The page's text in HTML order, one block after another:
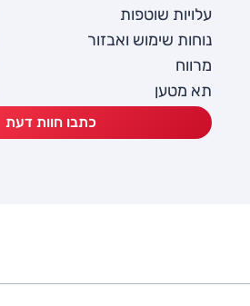
עלויות שוטפות
נוחות שימוש ואבזור
מרווח
תא מטען
כתבו חוות דעת